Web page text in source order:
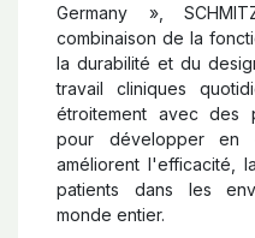
Germany »,
combinaison de la
la durabilité et du
travail cliniques
étroitement avec des
pour développer en
améliorent l'efficacité,
patients dans les
monde entier.